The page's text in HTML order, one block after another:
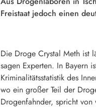
Freistaat jedoch einen
Die Droge Crystal Meth ist
sagen Experten. In Bayern
Kriminalitätsstatistik des
wo ein großer Teil der
Drogenfahnder, spricht von